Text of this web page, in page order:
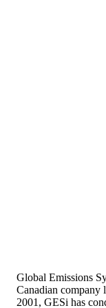
Global Emissions
Canadian company
2001, GESi has